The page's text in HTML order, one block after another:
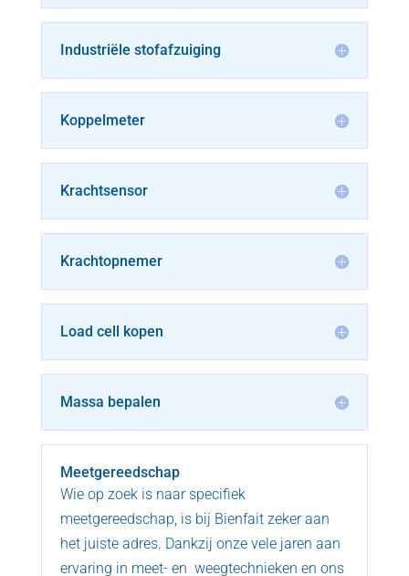
Industriële stofafzuiging
Koppelmeter
Krachtsensor
Krachtopnemer
Load cell kopen
Massa bepalen
Meetgereedschap
Wie op zoek is naar specifiek
meetgereedschap, is bij Bienfait zeker aan
het juiste adres. Dankzij onze vele jaren aan
ervaring in meet- en weegtechnieken en ons